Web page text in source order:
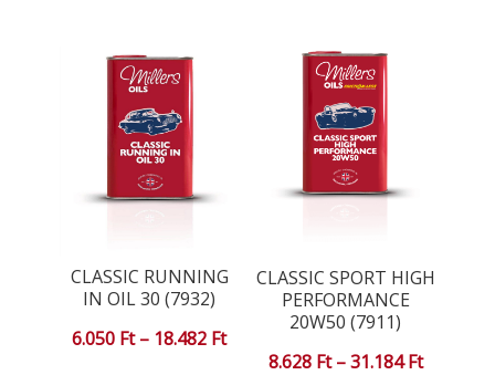
CLASSIC RUNNING
IN OIL 30 (7932)
6.050 Ft – 18.482 FtÁrtartomány:
CLASSIC SPORT HIGH
PERFORMANCE
20W50 (7911)
8.628 Ft – 31.184Ft